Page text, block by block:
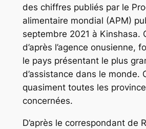
des chiffres publiés par le
alimentaire mondial (APM)
septembre 2021 à Kinshasa.
d’après l’agence onusienne,
le pays présentant le plus
d’assistance dans le monde.
quasiment toutes les
concernées.
D’après le correspondant de